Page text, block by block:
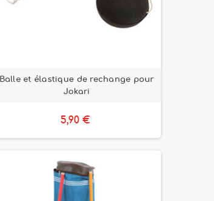
Balle et élastique de rechange pour
Jokari
5,90 €